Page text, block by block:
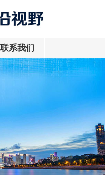
联系我们